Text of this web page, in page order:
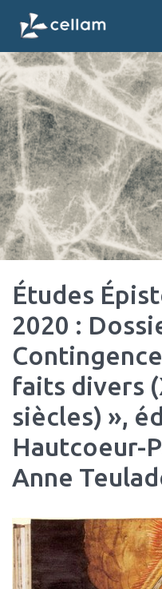
CELLAM
Centre
Études
2020 :
faits divers
siècles) »,
Hautcoeur-
Anne